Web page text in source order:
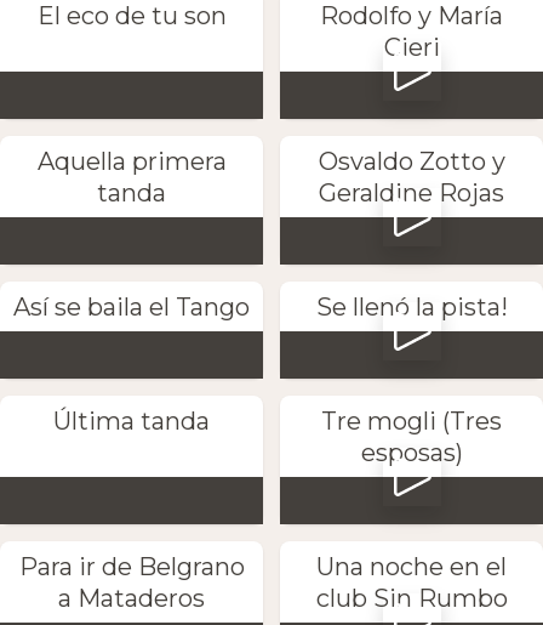
El eco de tu son
Rodolfo y María
Cieri
Aquella primera
tanda
Osvaldo Zotto y
Geraldine Rojas
Así se baila el Tango Se llenó la pista!
Última tanda
Tre mogli (Tres
esposas)
Para ir de Belgrano
a Mataderos
Una noche en el
club Sin Rumbo